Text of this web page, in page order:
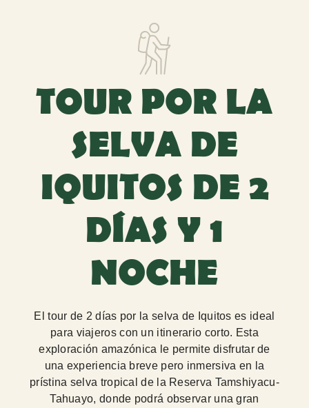
TOUR POR LA
SELVA DE
IQUITOS DE 2
DÍAS Y 1
NOCHE
El tour de 2 días por la selva de Iquitos es ideal
para viajeros con un itinerario corto. Esta
exploración amazónica le permite disfrutar de
una experiencia breve pero inmersiva en la
prístina selva tropical de la Reserva Tamshiyacu-
Tahuayo, donde podrá observar una gran